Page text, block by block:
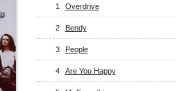
1 Overdrive
2 Bendy
3 People
4 Are You Happy